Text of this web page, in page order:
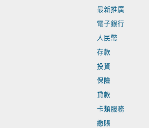
最新推廣
電子銀行
人民幣
存款
投資
保險
貸款
卡類服務
繳賬